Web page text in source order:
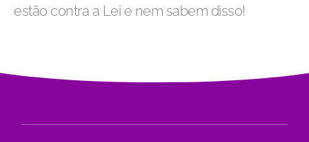
estão contra a Lei e nem sabem disso!